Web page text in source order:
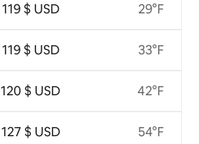
119 $ USD
119 $ USD
120 $ USD
127 $ USD
29°F
33°F
42°F
54°F